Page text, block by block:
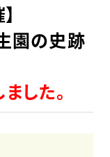
園の史跡
した。